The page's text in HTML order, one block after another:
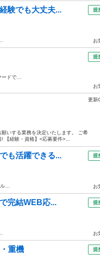
験でも大丈夫... 提
お
ードで…
提
お
いする業務を決定いたします。 ご希
【経験・資格】<応募要件>...
更新
も活躍できる...
…
提
お
完結WEB応... 提
お
重機 提